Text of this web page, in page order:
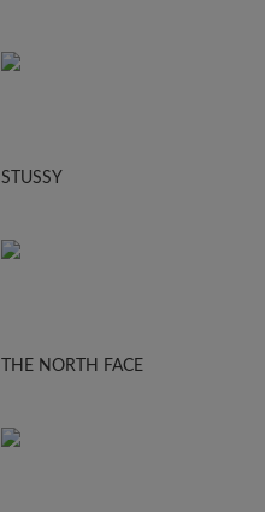
STUSSY
THE NORTH FACE